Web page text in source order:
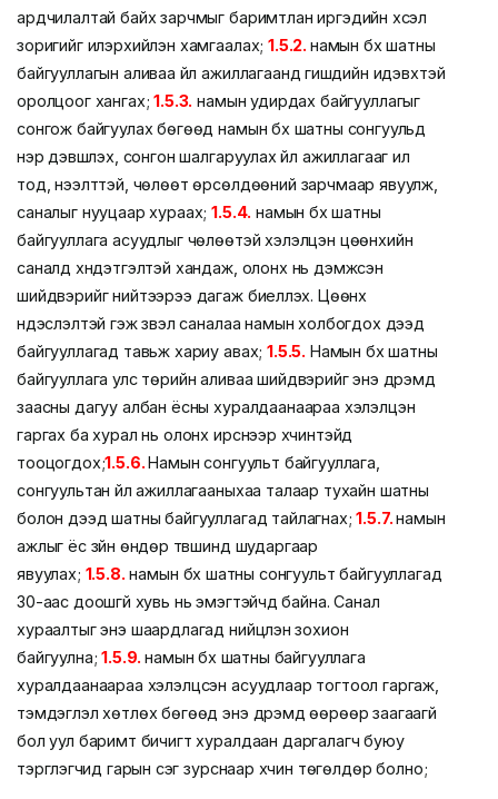
ардчилалтай байх зарчмыг баримтлан иргэдийн хүсэл
зоригийг илэрхийлэн хамгаалах; 1.5.2. намын бүх шатны
байгууллагын аливаа үйл ажиллагаанд гишүүдийн идэвхтэй
оролцоог хангах; 1.5.3. намын удирдах байгууллагыг
сонгож байгуулах бөгөөд намын бүх шатны сонгуульд
нэр дэвшүүлэх, сонгон шалгаруулах үйл ажиллагааг ил
тод, нээлттэй, чөлөөт өрсөлдөөний зарчмаар явуулж,
саналыг нууцаар хураах; 1.5.4. намын бүх шатны
байгууллага асуудлыг чөлөөтэй хэлэлцэн цөөнхийн
саналд хүндэтгэлтэй хандаж, олонх нь дэмжсэн
шийдвэрийг нийтээрээ дагаж биелүүлэх. Цөөнх
үндэслэлтэй гэж үзвэл саналаа намын холбогдох дээд
байгууллагад тавьж хариу авах; 1.5.5. Намын бүх шатны
байгууллага улс төрийн аливаа шийдвэрийг энэ дүрэмд
заасны дагуу албан ёсны хуралдаанаараа хэлэлцэн
гаргах ба хурал нь олонх ирснээр хүчинтэйд
тооцогдох;1.5.6.Намын сонгуульт байгууллага,
сонгуультан үйл ажиллагааныхаа талаар тухайн шатны
болон дээд шатны байгууллагад тайлагнах; 1.5.7.намын
ажлыг ёс зүйн өндөр түвшинд шударгаар
явуулах; 1.5.8. намын бүх шатны сонгуульт байгууллагад
30-аас доошгүй хувь нь эмэгтэйчүүд байна. Санал
хураалтыг энэ шаардлагад нийцүүлэн зохион
байгуулна; 1.5.9. намын бүх шатны байгууллага
хуралдаанаараа хэлэлцсэн асуудлаар тогтоол гаргаж,
тэмдэглэл хөтлөх бөгөөд энэ дүрэмд өөрөөр заагаагүй
бол уул баримт бичигт хуралдаан даргалагч буюу
тэргүүлэгчид гарын үсэг зурснаар хүчин төгөлдөр болно;